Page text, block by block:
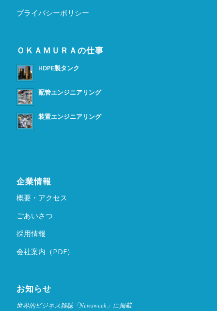
プライバシーポリシー
ＯＫＡＭＵＲＡの仕事
HDPE製タンク
配管エンジニアリング
装置エンジニアリング
企業情報
概要・アクセス
ごあいさつ
採用情報
会社案内（PDF）
お知らせ
世界的ビジネス雑誌「Newsweek」に掲載